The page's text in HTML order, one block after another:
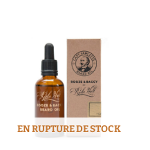
EN RUPTURE DE STOCK
22,00 €
à
54,00 €
produit
a
plusieurs
variations.
Les
options
peuvent